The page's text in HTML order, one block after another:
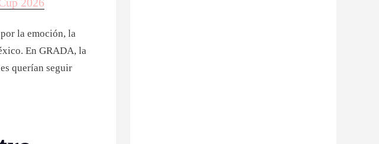
la emoción, la
En GRADA, la
querían seguir